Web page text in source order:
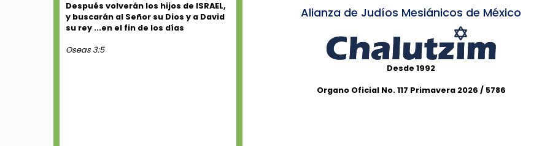
Después volverán los hijos de ISRAEL,
y buscarán al Señor su Dios y a David
su rey ...en el fin de los días
Oseas 3:5
Alianza de Judíos Mesiánicos de México
Desde 1992
Organo Oficial No. 117 Primavera 2026 / 5786